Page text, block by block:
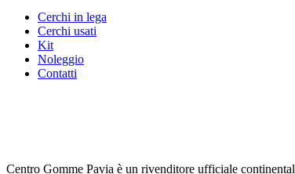
Cerchi in lega
Cerchi usati
Kit
Noleggio
Contatti
Centro Gomme Pavia è un rivenditore ufficiale continental